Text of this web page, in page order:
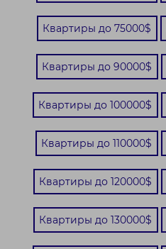
Квартиры до 75000$
Квартиры до 90000$
Квартиры до 100000$
Квартиры до 110000$
Квартиры до 120000$
Квартиры до 130000$